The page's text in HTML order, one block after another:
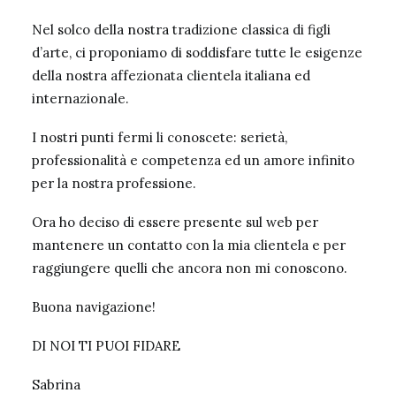
Nel solco della nostra tradizione classica di figli
d’arte, ci proponiamo di soddisfare tutte le esigenze
della nostra affezionata clientela italiana ed
internazionale.
I nostri punti fermi li conoscete: serietà,
professionalità e competenza ed un amore infinito
per la nostra professione.
Ora ho deciso di essere presente sul web per
mantenere un contatto con la mia clientela e per
raggiungere quelli che ancora non mi conoscono.
Buona navigazione!
DI NOI TI PUOI FIDARE
Sabrina